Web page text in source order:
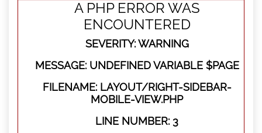
A PHP ERROR WAS
ENCOUNTERED
SEVERITY: WARNING
MESSAGE: UNDEFINED VARIABLE $PAGE
FILENAME: LAYOUT/RIGHT-SIDEBAR-
MOBILE-VIEW.PHP
LINE NUMBER: 3